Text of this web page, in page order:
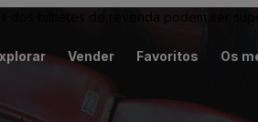
bilhetes de revenda podem ser
Vender Favoritos Os